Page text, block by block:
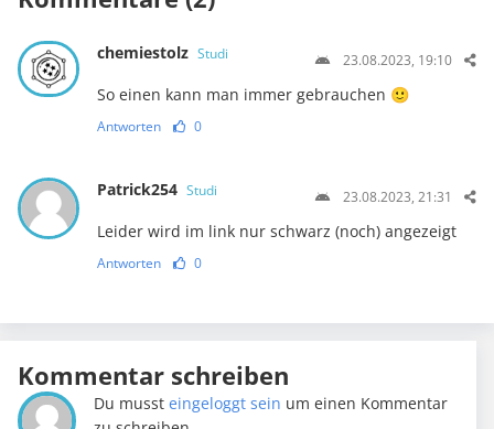
chemiestolz Studi 23.08.2023, 19:10
So einen kann man immer gebrauchen 🙂
Antworten 0
Patrick254 Studi 23.08.2023, 21:31
Leider wird im link nur schwarz (noch) angezeigt
Antworten 0
Kommentar schreiben
Du mussteingeloggt sein um einen Kommentar